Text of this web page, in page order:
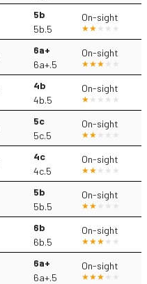
5b
5b.5
On-sight
6a+
6a+.5
On-sight
4b
4b.5
On-sight
5c
5c.5
On-sight
4c
4c.5
On-sight
5b
5b.5
On-sight
6b
6b.5
On-sight
6a+
6a+.5
On-sight